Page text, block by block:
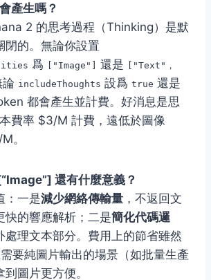
產生嗎？
2 的思考過程（Thinking）是默
閉的。無論你設置
爲 ["Image"] 還是
["Text"，
論 includeThoughts 設爲 true 還是
都會產生並計費。好消息是思
費率 $3/M 計費，遠低於圖像
。
還有什麼意義？
：一是減少網絡傳輸量 ，不返回文
快的響應解析；二是簡化代碼邏
處理文本部分。費用上的節省雖然
要純圖片輸出的場景（如批量生產
圖片更方便。